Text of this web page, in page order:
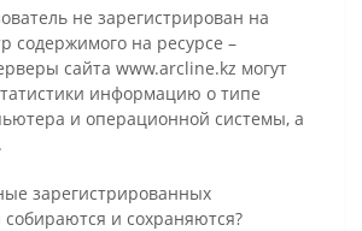
не зарегистрирован на
содержимого на ресурсе –
сайта www.arcline.kz могут
информацию о типе
и операционной системы, а
зарегистрированных
собираются и сохраняются?